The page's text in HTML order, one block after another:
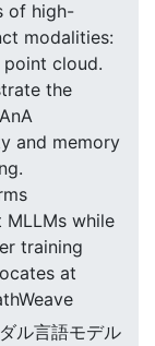
of high-
modalities:
point cloud.
the
and memory
while
training
at
ル言語モデル